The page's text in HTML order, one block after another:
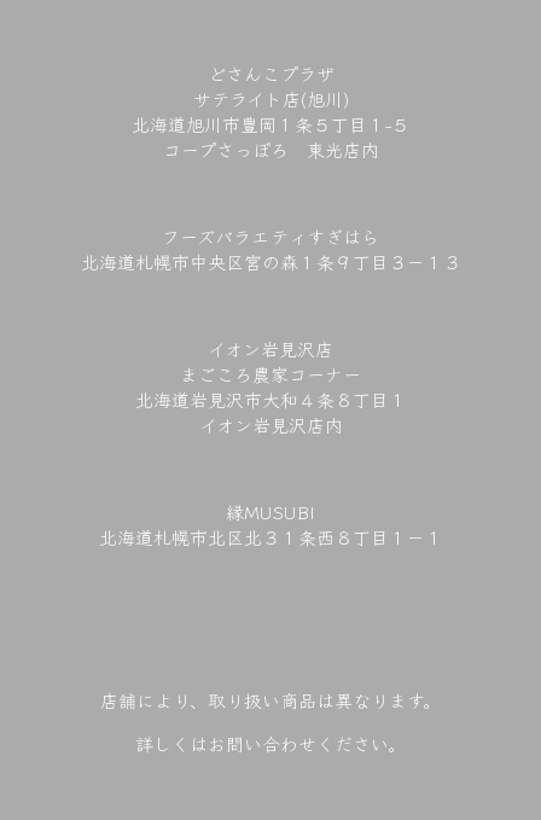
どさんこプラザ
サテライト店(旭川)
北海道旭川市豊岡１条５丁目１−５
コープさっぽろ 東光店内
フーズバラエティすぎはら
北海道札幌市中央区宮の森１条９丁目３－１３
イオン岩見沢店
まごころ農家コーナー
北海道岩見沢市大和４条８丁目１
イオン岩見沢店内
縁MUSUBI
北海道札幌市北区北３１条西８丁目１－１
店舗により、取り扱い商品は異なります。
詳しくはお問い合わせください。